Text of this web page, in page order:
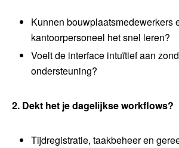
Kunnen bouwplaatsmedewerkers
kantoorpersoneel het snel leren?
Voelt de interface intuïtief aan
ondersteuning?
2. Dekt het je dagelijkse workflows?
Tijdregistratie, taakbeheer en